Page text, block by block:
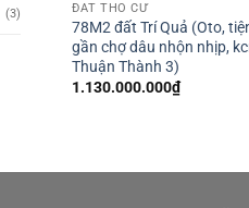
(3) ĐẤT THỔ CƯ
78M2 đất Trí Quả (Oto,
gần chợ dâu nhộn nhịp,
Thuận Thành 3)
1.130.000.000₫